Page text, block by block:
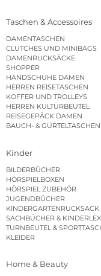
Taschen & Accessoires
DAMENTASCHEN
CLUTCHES UND MINIBAGS
DAMENRUCKSÄCKE
SHOPPER
HANDSCHUHE DAMEN
HERREN REISETASCHEN
KOFFER UND TROLLEYS
HERREN KULTURBEUTEL
REISEGEPÄCK DAMEN
BAUCH- & GÜRTELTASCHEN
Kinder
BILDERBÜCHER
HÖRSPIELBOXEN
HÖRSPIEL ZUBEHÖR
JUGENDBÜCHER
SACHBÜCHER &
TURNBEUTEL &
KLEIDER
Home & Beauty